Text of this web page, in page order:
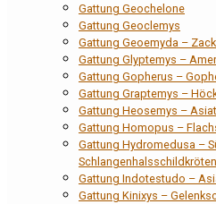
Gattung Geochelone
Gattung Geoclemys
Gattung Geoemyda –
Gattung Glyptemys –
Gattung Gopherus –
Gattung Graptemys –
Gattung Heosemys –
Gattung Homopus –
Gattung Hydromedusa –
Schlangenhalsschildkröten
Gattung Indotestudo –
Gattung Kinixys –